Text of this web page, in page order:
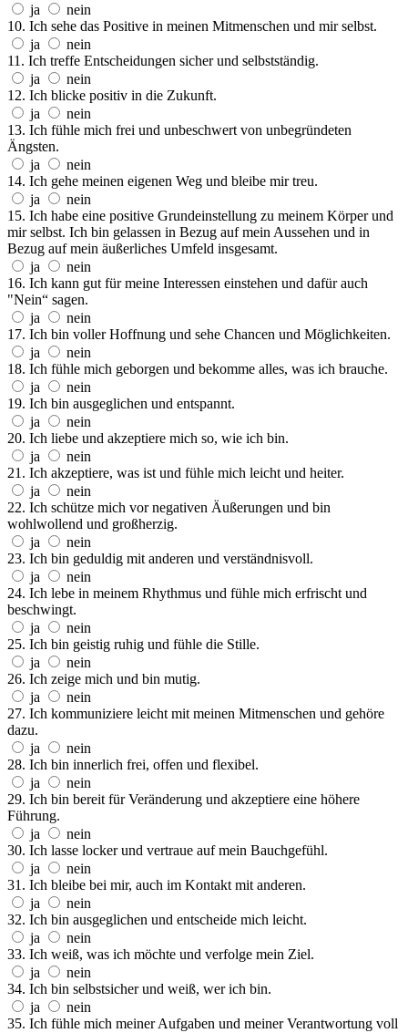
ja
nein
10. Ich sehe das Positive in meinen Mitmenschen und mir selbst.
ja
nein
11. Ich treffe Entscheidungen sicher und selbstständig.
ja
nein
12. Ich blicke positiv in die Zukunft.
ja
nein
13. Ich fühle mich frei und unbeschwert von unbegründeten
Ängsten.
ja
nein
14. Ich gehe meinen eigenen Weg und bleibe mir treu.
ja
nein
15. Ich habe eine positive Grundeinstellung zu meinem Körper und
mir selbst. Ich bin gelassen in Bezug auf mein Aussehen und in
Bezug auf mein äußerliches Umfeld insgesamt.
ja
nein
16. Ich kann gut für meine Interessen einstehen und dafür auch
"Nein“ sagen.
ja
nein
17. Ich bin voller Hoffnung und sehe Chancen und Möglichkeiten.
ja
nein
18. Ich fühle mich geborgen und bekomme alles, was ich brauche.
ja
nein
19. Ich bin ausgeglichen und entspannt.
ja
nein
20. Ich liebe und akzeptiere mich so, wie ich bin.
ja
nein
21. Ich akzeptiere, was ist und fühle mich leicht und heiter.
ja
nein
22. Ich schütze mich vor negativen Äußerungen und bin
wohlwollend und großherzig.
ja
nein
23. Ich bin geduldig mit anderen und verständnisvoll.
ja
nein
24. Ich lebe in meinem Rhythmus und fühle mich erfrischt und
beschwingt.
ja
nein
25. Ich bin geistig ruhig und fühle die Stille.
ja
nein
26. Ich zeige mich und bin mutig.
ja
nein
27. Ich kommuniziere leicht mit meinen Mitmenschen und gehöre
dazu.
ja
nein
28. Ich bin innerlich frei, offen und flexibel.
ja
nein
29. Ich bin bereit für Veränderung und akzeptiere eine höhere
Führung.
ja
nein
30. Ich lasse locker und vertraue auf mein Bauchgefühl.
ja
nein
31. Ich bleibe bei mir, auch im Kontakt mit anderen.
ja
nein
32. Ich bin ausgeglichen und entscheide mich leicht.
ja
nein
33. Ich weiß, was ich möchte und verfolge mein Ziel.
ja
nein
34. Ich bin selbstsicher und weiß, wer ich bin.
ja
nein
35. Ich fühle mich meiner Aufgaben und meiner Verantwortung voll